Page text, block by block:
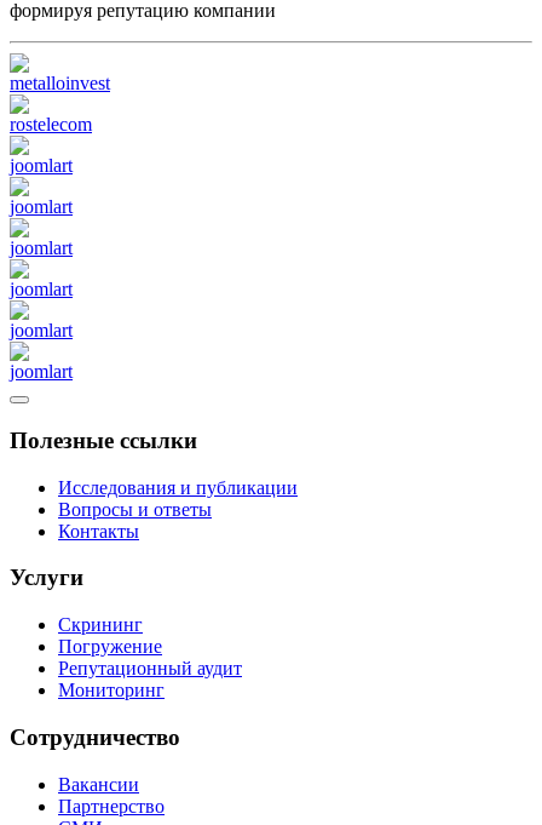
формируя репутацию компании
Полезные ссылки
Исследования и публикации
Вопросы и ответы
Контакты
Услуги
Скрининг
Погружение
Репутационный аудит
Мониторинг
Сотрудничество
Вакансии
Партнерство